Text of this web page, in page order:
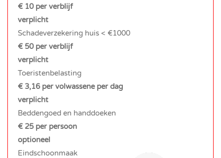
€ 10 per verblijf
verplicht
Schadeverzekering huis < €1000
€ 50 per verblijf
verplicht
Toeristenbelasting
€ 3,16 per volwassene per dag
verplicht
Beddengoed en handdoeken
€ 25 per persoon
optioneel
Eindschoonmaak